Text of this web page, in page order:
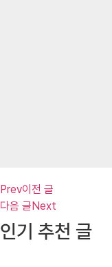
Prev이전 글
다음 글Next
인기 추천 글